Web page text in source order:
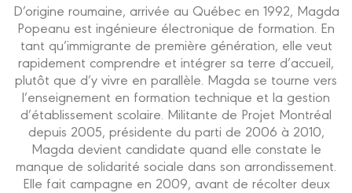
D’origine roumaine, arrivée au Québec en 1992, Magda
Popeanu est ingénieure électronique de formation. En
tant qu’immigrante de première génération, elle veut
rapidement comprendre et intégrer sa terre d’accueil,
plutôt que d’y vivre en parallèle. Magda se tourne vers
l’enseignement en formation technique et la gestion
d’établissement scolaire. Militante de Projet Montréal
depuis 2005, présidente du parti de 2006 à 2010,
Magda devient candidate quand elle constate le
manque de solidarité sociale dans son arrondissement.
Elle fait campagne en 2009, avant de récolter deux